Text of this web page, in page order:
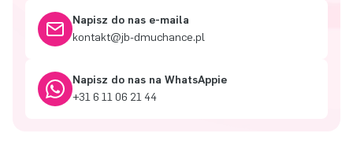
Napisz do nas e-maila
kontakt@jb-dmuchance.pl
Napisz do nas na WhatsAppie
+31 6 11 06 21 44